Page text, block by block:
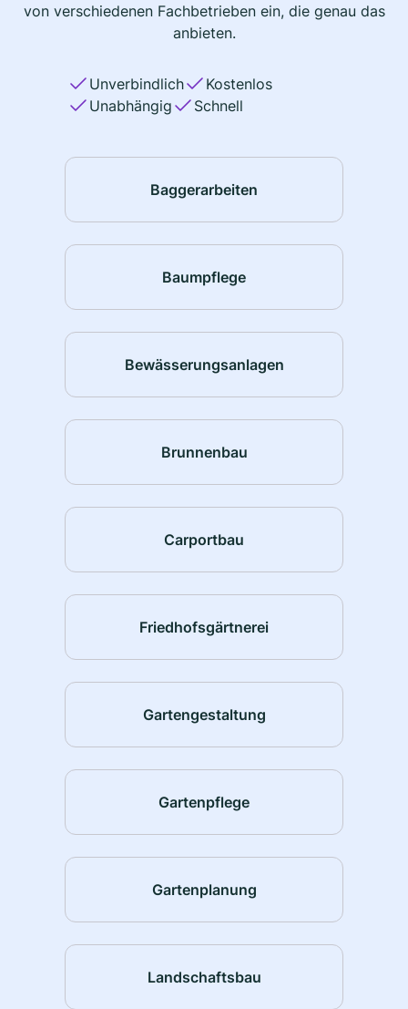
von verschiedenen Fachbetrieben ein, die genau das
anbieten.
Unverbindlich
Kostenlos
Unabhängig
Schnell
Baggerarbeiten
Baumpflege
Bewässerungsanlagen
Brunnenbau
Carportbau
Friedhofsgärtnerei
Gartengestaltung
Gartenpflege
Gartenplanung
Landschaftsbau